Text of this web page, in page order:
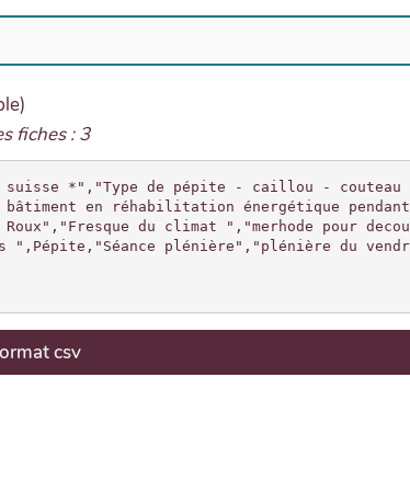
fiches : 3
*","Type de pépite - caillou -
bâtiment en réhabilitation énergétique
du climat ","merhode pour
csv